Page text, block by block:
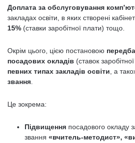
Доплата за обслуговування
закладах освіти, в яких створені
15% (ставки заробітної плати) тощо.
Окрім цього, цією постановою
посадових окладів (ставок
певних типах закладів освіти , а
звання
Це зокрема:
Підвищення посадового окладу
звання «вчитель-методист»,